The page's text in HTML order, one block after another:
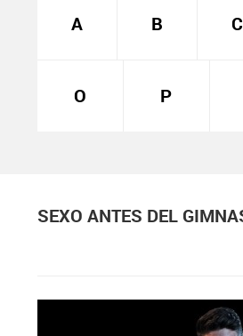
A B C
O P
SEXO ANTES DEL